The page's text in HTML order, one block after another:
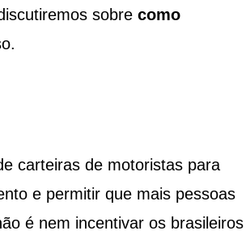
sobre como
carteiras de motoristas para
e permitir que mais pessoas
é nem incentivar os brasileiros